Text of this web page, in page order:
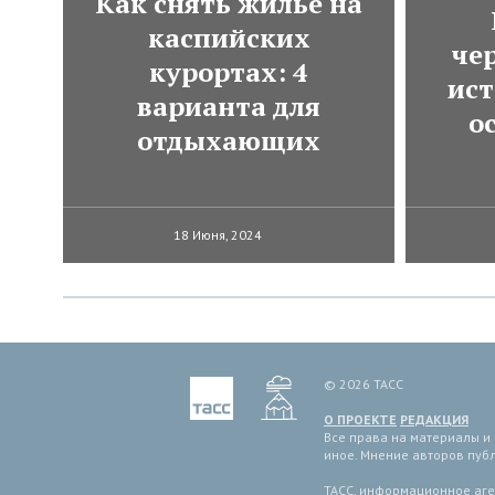
каспийских
курортах: 4
варианта для
отдыхающих
18 Июня, 2024
© 2026 ТАСС
О ПРОЕКТЕ РЕДАКЦИЯ
Все права на материалы
иное. Мнение авторов
ТАСС, информационное